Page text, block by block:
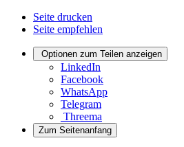
Seite drucken
Seite empfehlen
Optionen zum Teilen anzeigen
LinkedIn
Facebook
WhatsApp
Telegram
Threema
Zum Seitenanfang